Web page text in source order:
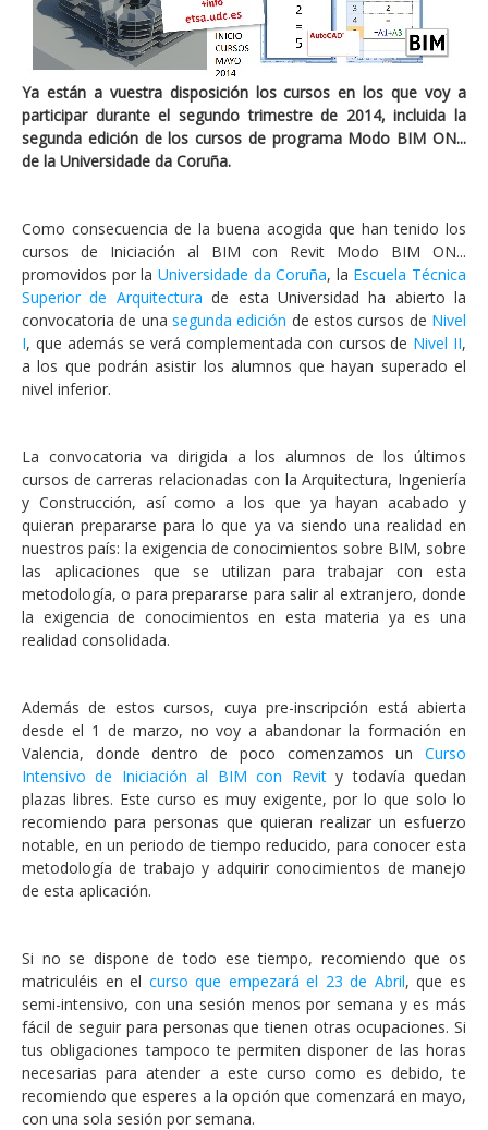
Ya están a vuestra disposición los cursos en los que voy a
participar durante el segundo trimestre de 2014, incluida la
segunda edición de los cursos de programa Modo BIM ON...
de la Universidade da Coruña.
Como consecuencia de la buena acogida que han tenido los
cursos de Iniciación al BIM con Revit Modo BIM ON...
promovidos por la Universidade da Coruña, la Escuela Técnica
Superior de Arquitectura de esta Universidad ha abierto la
convocatoria de una segunda edición de estos cursos de Nivel
I, que además se verá complementada con cursos de Nivel II,
a los que podrán asistir los alumnos que hayan superado el
nivel inferior.
La convocatoria va dirigida a los alumnos de los últimos
cursos de carreras relacionadas con la Arquitectura, Ingeniería
y Construcción, así como a los que ya hayan acabado y
quieran prepararse para lo que ya va siendo una realidad en
nuestros país: la exigencia de conocimientos sobre BIM, sobre
las aplicaciones que se utilizan para trabajar con esta
metodología, o para prepararse para salir al extranjero, donde
la exigencia de conocimientos en esta materia ya es una
realidad consolidada.
Además de estos cursos, cuya pre-inscripción está abierta
desde el 1 de marzo, no voy a abandonar la formación en
Valencia, donde dentro de poco comenzamos un Curso
Intensivo de Iniciación al BIM con Revity todavía quedan
plazas libres. Este curso es muy exigente, por lo que solo lo
recomiendo para personas que quieran realizar un esfuerzo
notable, en un periodo de tiempo reducido, para conocer esta
metodología de trabajo y adquirir conocimientos de manejo
de esta aplicación.
Si no se dispone de todo ese tiempo, recomiendo que os
matriculéis en el curso que empezará el 23 de Abril, que es
semi-intensivo, con una sesión menos por semana y es más
fácil de seguir para personas que tienen otras ocupaciones. Si
tus obligaciones tampoco te permiten disponer de las horas
necesarias para atender a este curso como es debido, te
recomiendo que esperes a la opción que comenzará en mayo,
con una sola sesión por semana.